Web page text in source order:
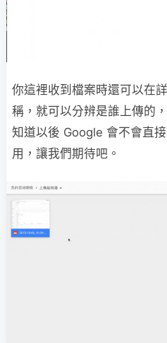
你這裡收到檔案時還可以在
稱，就可以分辨是誰上傳的
知道以後 Google 會不會直
用，讓我們期待吧。